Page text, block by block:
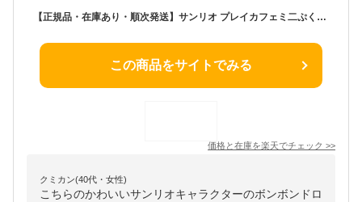
【正規品・在庫あり・順次発送】サンリオ プレイカフェミ二ぷくぷくシール 韓国正規品 各1枚 \ 6枚セット サンリオミニマランステッカー ぷっくりシール キャラクターシール 選択可 3D 立体 おはじきシール SANRIO サンリオボンボンドロップシール 文具
この商品をサイトでみる
価格と在庫を楽天でチェック >>
クミカン(40代・女性)
こちらのかわいいサンリオキャラクターのボンボンドロ